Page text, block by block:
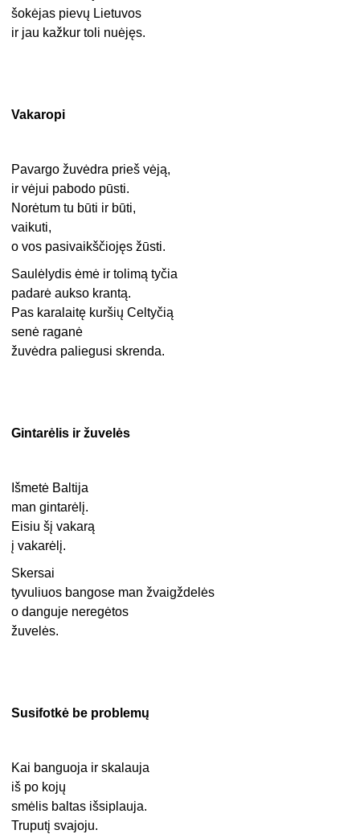
šokėjas pievų Lietuvos
ir jau kažkur toli nuėjęs.
Vakaropi
Pavargo žuvėdra prieš vėją,
ir vėjui pabodo pūsti.
Norėtum tu būti ir būti,
vaikuti,
o vos pasivaikščiojęs žūsti.
Saulėlydis ėmė ir tolimą tyčia
padarė aukso krantą.
Pas karalaitę kuršių Celtyčią
senė raganė
žuvėdra paliegusi skrenda.
Gintarėlis ir žuvelės
Išmetė Baltija
man gintarėlį.
Eisiu šį vakarą
į vakarėlį.
Skersai
tyvuliuos bangose man žvaigždelės
o danguje neregėtos
žuvelės.
Susifotkė be problemų
Kai banguoja ir skalauja
iš po kojų
smėlis baltas išsiplauja.
Truputį svajoju.